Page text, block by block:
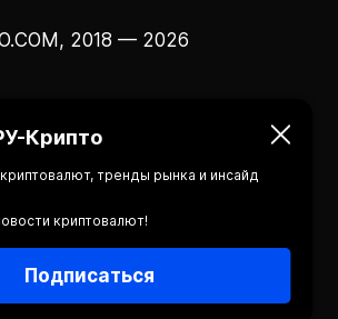
2018 — 2026
Крипто
тренды рынка и инсайд
криптовалют!
Подписаться